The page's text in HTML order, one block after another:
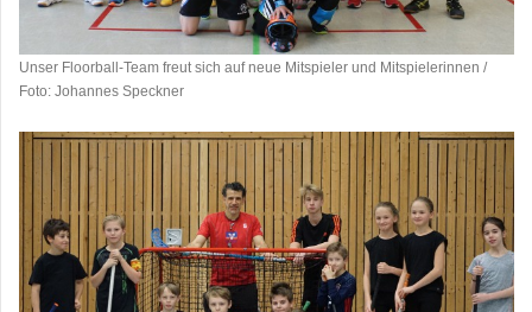
Unser Floorball-Team freut sich auf neue Mitspieler und Mitspielerinnen /
Foto: Johannes Speckner